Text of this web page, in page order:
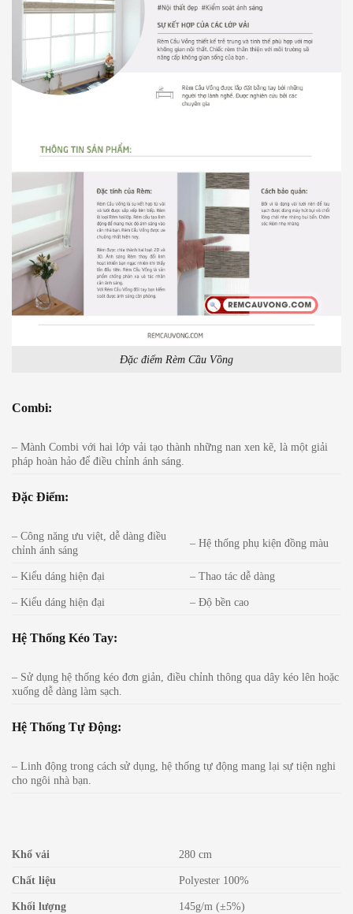
Đặc điểm Rèm Cầu Vồng
Combi:
– Mành Combi với hai lớp vải tạo thành những nan xen kẽ, là một giải
pháp hoàn hảo để điều chỉnh ánh sáng.
Đặc Điểm:
– Công năng ưu việt, dễ dàng điều
chỉnh ánh sáng
– Hệ thống phụ kiện đồng màu
– Kiểu dáng hiện đại – Thao tác dễ dàng
– Kiểu dáng hiện đại – Độ bền cao
Hệ Thống Kéo Tay:
– Sử dụng hệ thống kéo đơn giản, điều chỉnh thông qua dây kéo lên hoặc
xuống dễ dàng làm sạch.
Hệ Thống Tự Động:
– Linh động trong cách sử dụng, hệ thống tự động mang lại sự tiện nghi
cho ngôi nhà bạn.
Khổ vải 280 cm
Chất liệu Polyester 100%
Khối lượng 145g/m (±5%)